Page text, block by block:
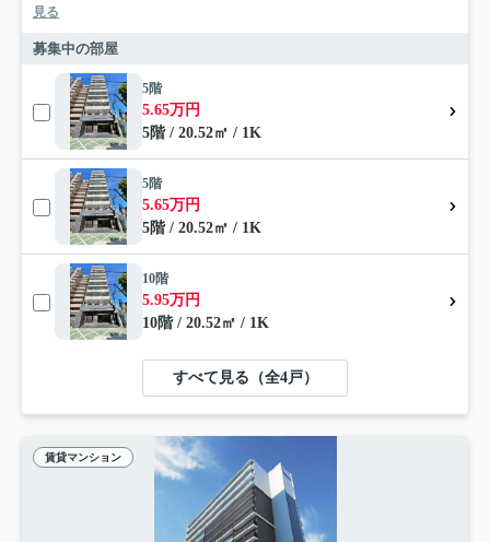
見る
募集中の部屋
5階
5.65万円
5階 / 20.52㎡ / 1K
5階
5.65万円
5階 / 20.52㎡ / 1K
10階
5.95万円
10階 / 20.52㎡ / 1K
すべて見る（全4戸）
賃貸マンション